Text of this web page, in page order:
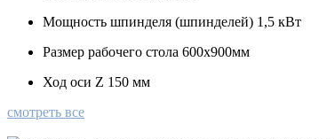
Мощность шпинделя (шпинделей) 1,5 кВт
Размер рабочего стола 600х900мм
Ход оси Z 150 мм
смотреть все